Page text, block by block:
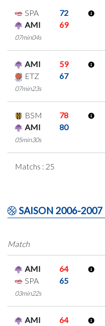
SPA
72
AMI
69
07min04s
AMI
59
ETZ
67
07min23s
BSM
78
AMI
80
05min30s
Matchs : 25
SAISON 2006-2007
Match
AMI
64
SPA
65
03min22s
AMI
64